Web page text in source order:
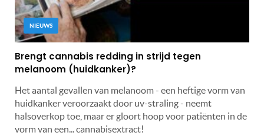
NIEUWS
Brengt cannabis redding in strijd tegen
melanoom (huidkanker)?
Het aantal gevallen van melanoom - een heftige vorm van
huidkanker veroorzaakt door uv-straling - neemt
halsoverkop toe, maar er gloort hoop voor patiënten in de
vorm van een... cannabisextract!